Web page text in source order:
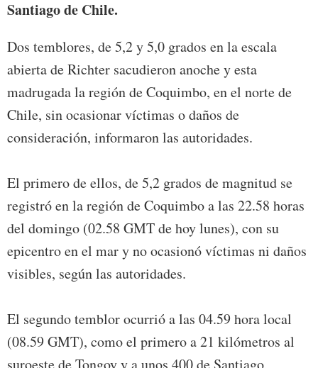
Santiago de Chile.
Dos temblores, de 5,2 y 5,0 grados en la escala
abierta de Richter sacudieron anoche y esta
madrugada la región de Coquimbo, en el norte de
Chile, sin ocasionar víctimas o daños de
consideración, informaron las autoridades.
El primero de ellos, de 5,2 grados de magnitud se
registró en la región de Coquimbo a las 22.58 horas
del domingo (02.58 GMT de hoy lunes), con su
epicentro en el mar y no ocasionó víctimas ni daños
visibles, según las autoridades.
El segundo temblor ocurrió a las 04.59 hora local
(08.59 GMT), como el primero a 21 kilómetros al
suroeste de Tongoy y a unos 400 de Santiago,